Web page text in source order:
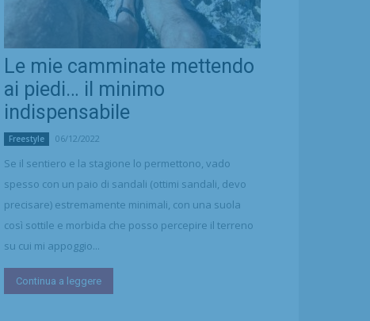
Le mie camminate mettendo
ai piedi… il minimo
indispensabile
Freestyle 06/12/2022
Se il sentiero e la stagione lo permettono, vado
spesso con un paio di sandali (ottimi sandali, devo
precisare) estremamente minimali, con una suola
così sottile e morbida che posso percepire il terreno
su cui mi appoggio...
Continua a leggere